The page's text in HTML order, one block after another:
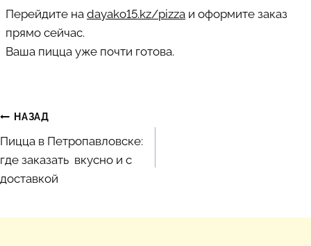
Перейдите на dayako15.kz/pizza и оформите заказ
прямо сейчас.
Ваша пицца уже почти готова.
Навигация
по
записям
НАЗАД
Пицца в Петропавловске:
где заказать вкусно и с
доставкой